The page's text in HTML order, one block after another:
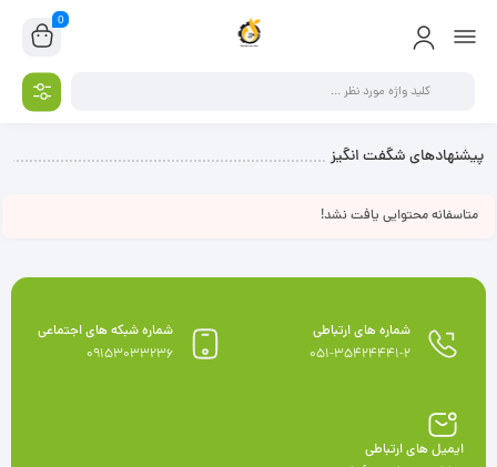
0
پیشنهادهای شگفت انگیز
متاسفانه محتوایی یافت نشد!
شماره های ارتباطی
051-35424441-2
شماره شبکه های اجتماعی
09153033236
ایمیل های ارتباطی